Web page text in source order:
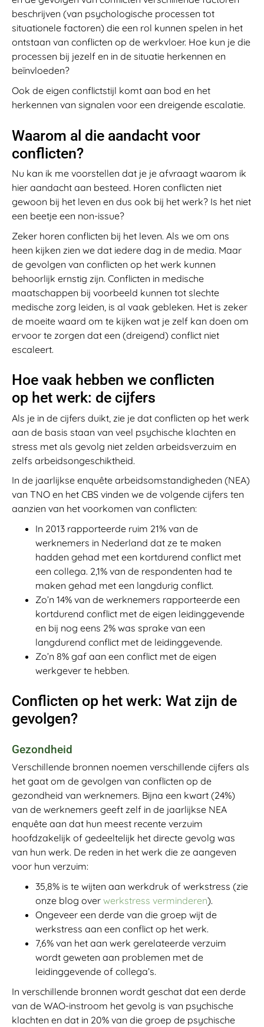
beschrijven (van psychologische processen tot
situationele factoren) die een rol kunnen spelen in het
ontstaan van conflicten op de werkvloer. Hoe kun je die
processen bij jezelf en in de situatie herkennen en
beïnvloeden?
Ook de eigen conflictstijl komt aan bod en het
herkennen van signalen voor een dreigende escalatie.
Waarom al die aandacht voor
conflicten?
Nu kan ik me voorstellen dat je je afvraagt waarom ik
hier aandacht aan besteed. Horen conflicten niet
gewoon bij het leven en dus ook bij het werk? Is het niet
een beetje een non-issue?
Zeker horen conflicten bij het leven. Als we om ons
heen kijken zien we dat iedere dag in de media. Maar
de gevolgen van conflicten op het werk kunnen
behoorlijk ernstig zijn. Conflicten in medische
maatschappen bij voorbeeld kunnen tot slechte
medische zorg leiden, is al vaak gebleken. Het is zeker
de moeite waard om te kijken wat je zelf kan doen om
ervoor te zorgen dat een (dreigend) conflict niet
escaleert.
Hoe vaak hebben we conflicten
op het werk: de cijfers
Als je in de cijfers duikt, zie je dat conflicten op het werk
aan de basis staan van veel psychische klachten en
stress met als gevolg niet zelden arbeidsverzuim en
zelfs arbeidsongeschiktheid.
In de jaarlijkse enquête arbeidsomstandigheden (NEA)
van TNO en het CBS vinden we de volgende cijfers ten
aanzien van het voorkomen van conflicten:
In 2013 rapporteerde ruim 21% van de
werknemers in Nederland dat ze te maken
hadden gehad met een kortdurend conflict met
een collega. 2,1% van de respondenten had te
maken gehad met een langdurig conflict.
Zo’n 14% van de werknemers rapporteerde een
kortdurend conflict met de eigen leidinggevende
en bij nog eens 2% was sprake van een
langdurend conflict met de leidinggevende.
Zo’n 8% gaf aan een conflict met de eigen
werkgever te hebben.
Conflicten op het werk: Wat zijn de
gevolgen?
Gezondheid
Verschillende bronnen noemen verschillende cijfers als
het gaat om de gevolgen van conflicten op de
gezondheid van werknemers. Bijna een kwart (24%)
van de werknemers geeft zelf in de jaarlijkse NEA
enquête aan dat hun meest recente verzuim
hoofdzakelijk of gedeeltelijk het directe gevolg was
van hun werk. De reden in het werk die ze aangeven
voor hun verzuim:
35,8% is te wijten aan werkdruk of werkstress (zie
onze blog over werkstress verminderen).
Ongeveer een derde van die groep wijt de
werkstress aan een conflict op het werk.
7,6% van het aan werk gerelateerde verzuim
wordt geweten aan problemen met de
leidinggevende of collega’s.
In verschillende bronnen wordt geschat dat een derde
van de WAO-instroom het gevolg is van psychische
klachten en dat in 20% van die groep de psychische